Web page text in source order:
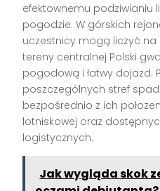
efektownemu podziwianiu
pogodzie. W górskich
uczestnicy mogą liczyć
tereny centralnej Polski
pogodową i łatwy dojazd.
poszczególnych stref
bezpośrednio z ich
lotniskowej oraz
logistycznych.
Jak wygląda skok